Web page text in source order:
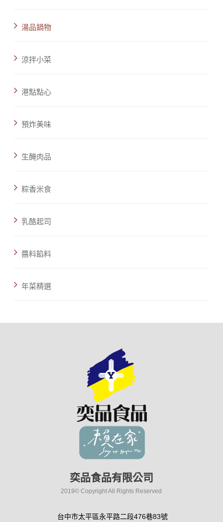
湯品鍋物
涼拌小菜
港點點心
預炸美味
生醃肉品
粽香米食
乳酪起司
醬料餡料
年菜精選
奕品食品有限公司
2019© Copyright All Rights Reserved
台中市太平區永平路二段476巷83號